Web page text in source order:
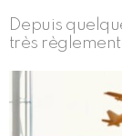
Depuis
très